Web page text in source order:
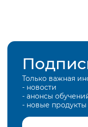
Только важная
- новости
- анонсы
- новые продукты